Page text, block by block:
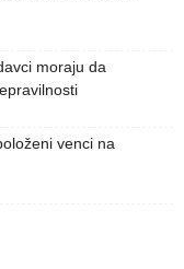
moraju da
venci na